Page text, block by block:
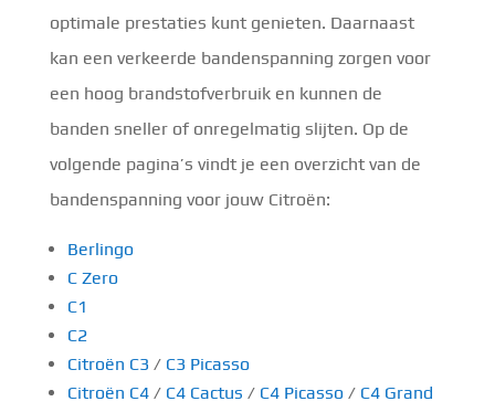
optimale prestaties kunt genieten. Daarnaast
kan een verkeerde bandenspanning zorgen voor
een hoog brandstofverbruik en kunnen de
banden sneller of onregelmatig slijten. Op de
volgende pagina’s vindt je een overzicht van de
bandenspanning voor jouw Citroën:
Berlingo
C Zero
C1
C2
Citroën C3 / C3 Picasso
Citroën C4/ C4 Cactus / C4 Picasso / C4 Grand